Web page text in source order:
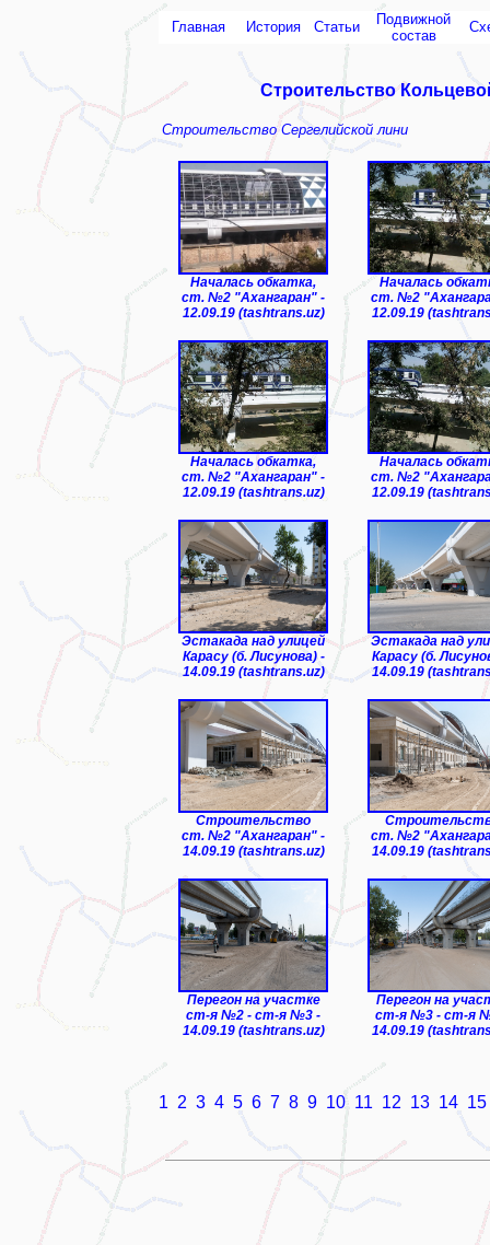
Главная История Статьи
Подвижной
состав
Строительство
Строительство Сергелийской лини
Началась обкатка,
ст. №2 "Ахангаран" -
12.09.19 (tashtrans.uz)
Началась
ст. №2
12.09.19
Началась обкатка,
ст. №2 "Ахангаран" -
12.09.19 (tashtrans.uz)
Началась
ст. №2
12.09.19
Эстакада над улицей
Карасу (б. Лисунова) -
14.09.19 (tashtrans.uz)
Эстакада над
Карасу (б.
14.09.19
Строительство
ст. №2 "Ахангаран" -
14.09.19 (tashtrans.uz)
ст. №2
14.09.19
Перегон на участке
ст-я №2 - ст-я №3 -
14.09.19 (tashtrans.uz)
Перегон на
ст-я №3 - ст-я
14.09.19
1 2 3 4 5 6 7 8 9 10 11 12 13 14 15